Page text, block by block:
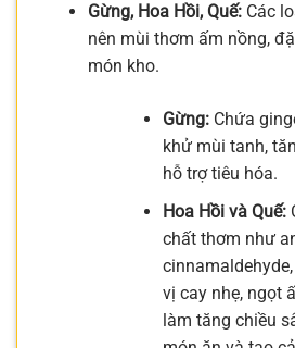
Gừng, Hoa Hồi, Quế:Các
nên mùi thơm ấm nồng,
món kho.
Gừng:Chứa
khử mùi tanh,
hỗ trợ tiêu hóa.
Hoa Hồi và Quế:
chất thơm như
vị cay nhẹ, ngọt
làm tăng chiều